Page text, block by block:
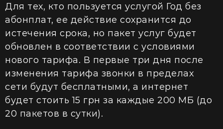
Для тех, кто пользуется услугой Год без
абонплат, ее действие сохранится до
истечения срока, но пакет услуг будет
обновлен в соответствии с условиями
нового тарифа. В первые три дня после
изменения тарифа звонки в пределах
сети будут бесплатными, а интернет
будет стоить 15 грн за каждые 200 МБ (до
20 пакетов в сутки).